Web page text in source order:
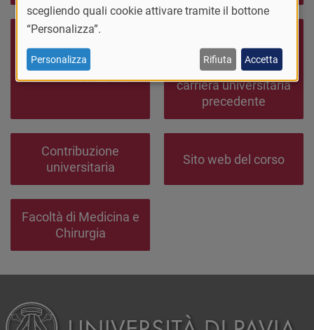
Contatti staff
immatricolazioni
ammissione con
valutazione di
carriera universitaria
precedente
Contribuzione
universitaria
Sito web del corso
Facoltà di Medicina e
Chirurgia
scegliendo quali cookie attivare tramite il bottone
“Personalizza”.
Personalizza Rifiuta Accetta